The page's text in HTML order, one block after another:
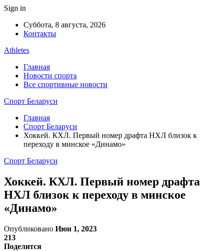
Sign in
Суббота, 8 августа, 2026
Контакты
Athletes
Главная
Новости спорта
Все спортивные новости
Спорт Беларуси
Главная
Спорт Беларуси
Хоккей. КХЛ. Первый номер драфта НХЛ близок к
переходу в минское «Динамо»
Спорт Беларуси
Хоккей. КХЛ. Первый номер драфта
НХЛ близок к переходу в минское
«Динамо»
Опубликовано Июн 1, 2023
213
Поделится